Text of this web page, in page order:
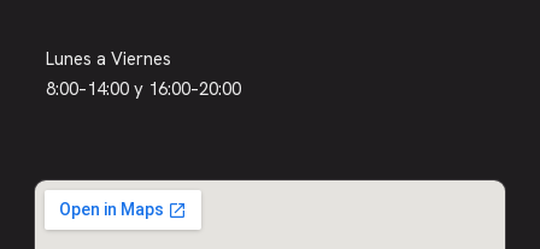
Lunes a Viernes
8:00–14:00 y 16:00–20:00